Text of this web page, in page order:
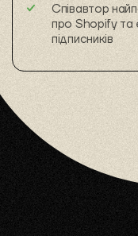
Співавтор
про Shopify та
підписників